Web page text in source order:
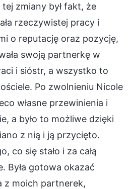
zmiany był fakt, że
rzeczywistej pracy i
o reputację oraz pozycję,
swoją partnerkę w
i sióstr, a wszystko to
Po zwolnieniu Nicole
własne przewinienia i
a było to możliwe dzięki
z nią i ją przycięto.
co się stało i za całą
Była gotowa okazać
z moich partnerek,